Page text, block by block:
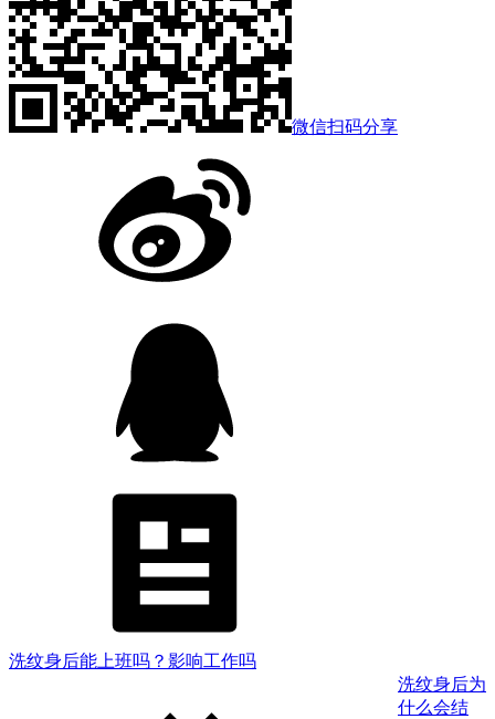
微信扫码分享
洗纹身后能上班吗？影响工作吗
洗纹身后为
什么会结